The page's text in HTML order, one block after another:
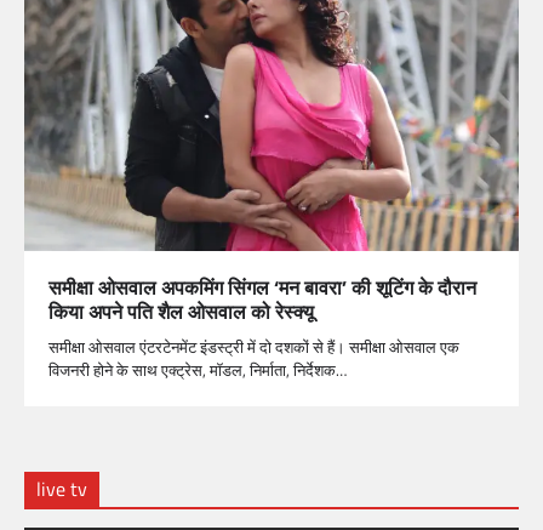
समीक्षा ओसवाल अपकमिंग सिंगल ‘मन बावरा’ की शूटिंग के दौरान
किया अपने पति शैल ओसवाल को रेस्क्यू
समीक्षा ओसवाल एंटरटेनमेंट इंडस्ट्री में दो दशकों से हैं। समीक्षा ओसवाल एक
विजनरी होने के साथ एक्ट्रेस, मॉडल, निर्माता, निर्देशक…
live tv